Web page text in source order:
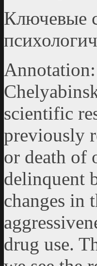
Ключевые
scientific
previously
or death of
delinquent
changes in
drug use.